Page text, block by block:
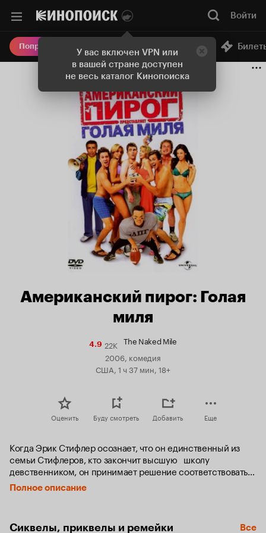
У вас включен VPN или
в вашей стране доступен
не весь каталог Кинопоиска
Войти
Попробовать Плюс Онлайн-кинотеатр
Американский пирог: Голая
миля
4.9Рейтинг
Кинопоиска
22K The Naked Mile
2006, комедия
США, 1 ч 37 мин, 18+
Оценить Буду смотреть Добавить Еще
Когда Эрик Стифлер осознает, что он единственный из
семьи Стифлеров, кто закончит высшую   школу
девственником, он принимает решение соответствовать
уготованному наследию.
славой забеге «Голая Миля», в то время как его преданные
Полное описание
Сиквелы, приквелы и ремейки Все